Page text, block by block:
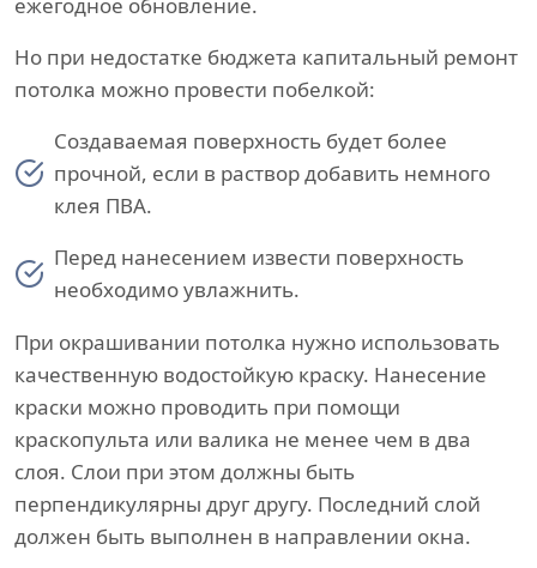
Но при недостатке бюджета капитальный ремонт
потолка можно провести побелкой:
Создаваемая поверхность будет более
прочной, если в раствор добавить немного
клея ПВА.
Перед нанесением извести поверхность
необходимо увлажнить.
При окрашивании потолка нужно использовать
качественную водостойкую краску. Нанесение
краски можно проводить при помощи
краскопульта или валика не менее чем в два
слоя. Слои при этом должны быть
перпендикулярны друг другу. Последний слой
должен быть выполнен в направлении окна.